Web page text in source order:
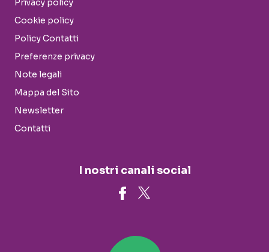
Privacy policy
Cookie policy
Policy Contatti
Preferenze privacy
Note legali
Mappa del Sito
Newsletter
Contatti
I nostri canali social